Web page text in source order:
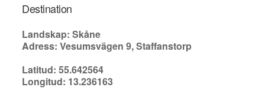
Destination
Landskap: Skåne
Adress: Vesumsvägen 9, Staffanstorp
Latitud: 55.642564
Longitud: 13.236163